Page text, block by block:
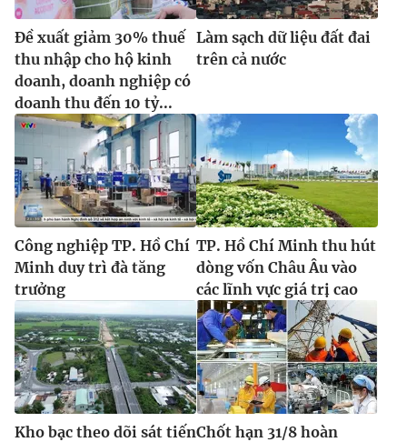
Đề xuất giảm 30% thuế
thu nhập cho hộ kinh
doanh, doanh nghiệp có
doanh thu đến 10 tỷ...
Làm sạch dữ liệu đất đai
trên cả nước
Công nghiệp TP. Hồ Chí
Minh duy trì đà tăng
trưởng
TP. Hồ Chí Minh thu hút
dòng vốn Châu Âu vào
các lĩnh vực giá trị cao
Kho bạc theo dõi sát tiếnChốt hạn 31/8 hoàn